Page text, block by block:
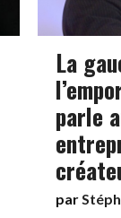
La
parle
par